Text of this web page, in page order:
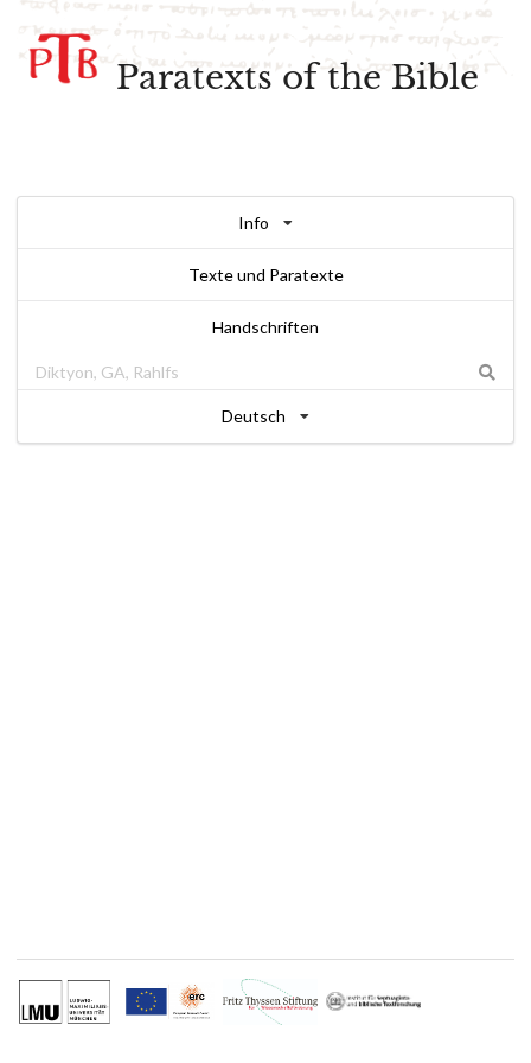
Paratexts of the Bible
Info
Texte und Paratexte
Handschriften
Deutsch